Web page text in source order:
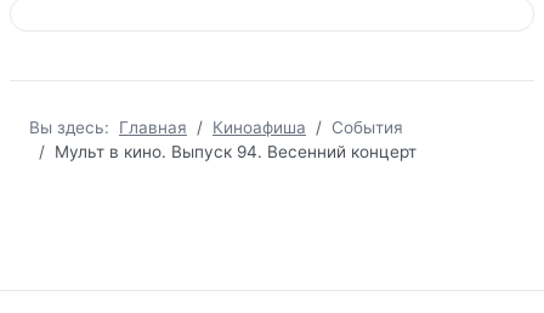
Вы здесь: Главная Киноафиша
События
Мульт в кино. Выпуск 94. Весенний концерт